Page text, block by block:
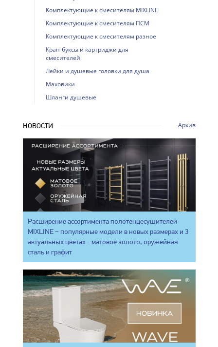
Комплектующие к смесителям MIXLINE
Комплектующие к смесителям ПСМ
Комплектующие к смесителям разное
Кран-буксы и картриджи для
смесителей
Лейки и душевые головки для душа
Маховики
Шланги душевые
НОВОСТИ Архив
Расширение ассортимента полотенцесушителей
MIXLINE – популярные модели в новых размерах и 3
актуальных цветах - матовое золото, оружейная
сталь и графит